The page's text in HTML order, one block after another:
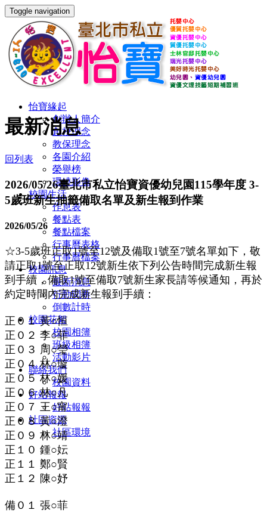
Toggle navigation
怡寶緣起
創辦人簡介
創校理念
教保理念
各園介紹
榮譽榜
環繞影像
校園生活
作息表
餐點表
餐點檔案
行事曆表格
行事曆檔案
校園訊息
最新消息
行動問卷
倒數計時
校園花絮
校園相簿
班級相簿
活動影片
聯絡我們
校園資料
好站報報
好站報報
社區資源
社區環境
最新消息
回列表
2026/05/26臺北市私立怡寶資優幼兒園115學年度 3-
5歲班新生抽籤備取名單及新生報到作業
2026/05/26
☆3-5歲班正取1號至12號及備取1號至7號名單如下，敬
請正取1號至正取12號新生依下列公告時間完成新生報
到手續，備取1號至備取7號新生家長請等候通知，再於
約定時間內完成新生報到手續：
正０１ 黃○恒
正０２ 李○菲
正０３ 周○瑩
正０４ 林○璇
正０５ 林○媛
正０６ 林○凡
正０７ 王○甯
正０８ 黃○澄
正０９ 林○靖
正１０ 鍾○妘
正１１ 鄭○賢
正１２ 陳○妤
備０１ 張○菲